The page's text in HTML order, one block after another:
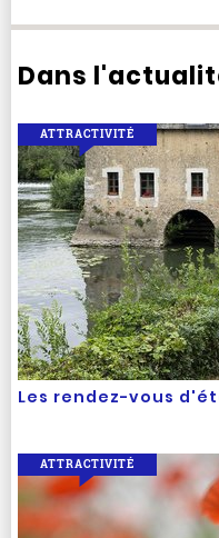
Dans
Les rendez-vous
ATTRACTIVITÉ
ATTRACTIVITÉ